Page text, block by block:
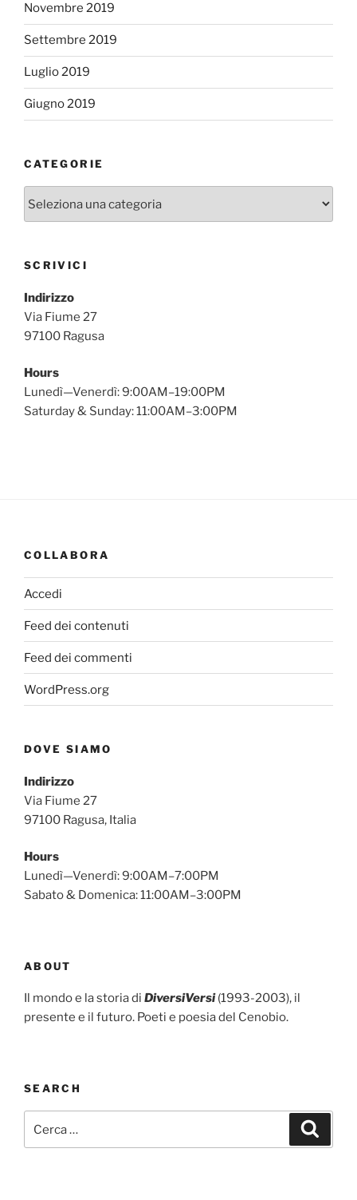
Novembre 2019
Settembre 2019
Luglio 2019
Giugno 2019
CATEGORIE
SCRIVICI
Indirizzo
Via Fiume 27
97100 Ragusa
Hours
Lunedì—Venerdì: 9:00AM–19:00PM
Saturday & Sunday: 11:00AM–3:00PM
COLLABORA
Accedi
Feed dei contenuti
Feed dei commenti
WordPress.org
DOVE SIAMO
Indirizzo
Via Fiume 27
97100 Ragusa, Italia
Hours
Lunedì—Venerdì: 9:00AM–7:00PM
Sabato & Domenica: 11:00AM–3:00PM
ABOUT
Il mondo e la storia di DiversiVersi (1993-2003), il
presente e il futuro. Poeti e poesia del Cenobio.
SEARCH